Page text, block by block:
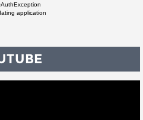
application